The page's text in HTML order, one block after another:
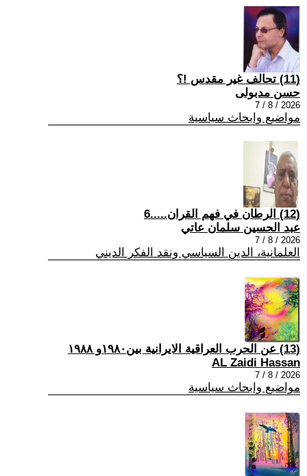
(11) تحالف غير مقدس !؟
حسن مدبولى
2026 / 8 / 7
مواضيع وابحاث سياسية
(12) الرطان في فهم القران.....6
عبد الحسين سلمان عاتي
2026 / 8 / 7
العلمانية، الدين السياسي ونقد الفكر الديني
(13) عن الحرب العراقية الايرانية بين١٩٨٠و ١٩٨٨
AL Zaidi Hassan
2026 / 8 / 7
مواضيع وابحاث سياسية